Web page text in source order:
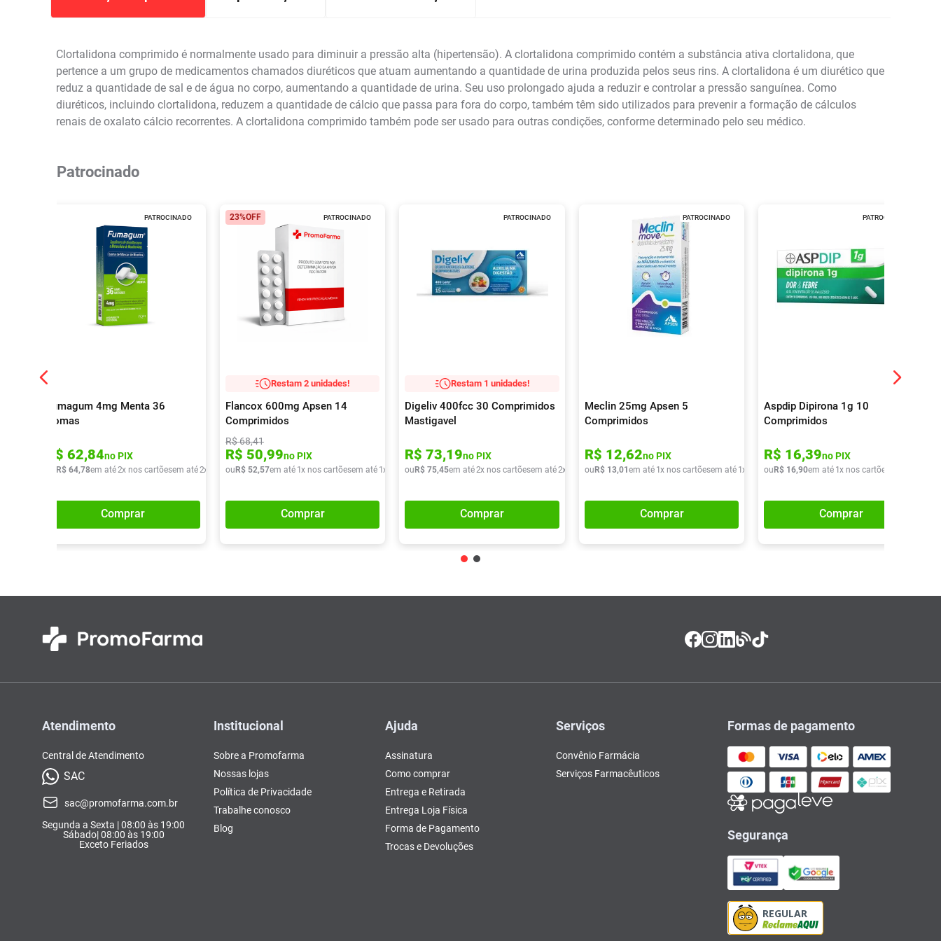
Clortalidona comprimido é normalmente usado para diminuir a pressão alta (hipertensão). A clortalidona comprimido contém a substância ativa clortalidona, que
pertence a um grupo de medicamentos chamados diuréticos que atuam aumentando a quantidade de urina produzida pelos seus rins. A clortalidona é um diurético que
reduz a quantidade de sal e de água no corpo, aumentando a quantidade de urina. Seu uso prolongado ajuda a reduzir e controlar a pressão sanguínea. Como
diuréticos, incluindo clortalidona, reduzem a quantidade de cálcio que passa para fora do corpo, também têm sido utilizados para prevenir a formação de cálculos
renais de oxalato cálcio recorrentes. A clortalidona comprimido também pode ser usado para outras condições, conforme determinado pelo seu médico.
Patrocinado
PATROCINADO
Fumagum 4mg Menta 36
Gomas
R$ 62,84no PIX
R$ 64,78em até2x nos cartõesem até2x de R$ 32,39
Comprar
PATROCINADO
23%OFF
Restam 2 unidades!
Flancox 600mg Apsen 14
Comprimidos
R$68,41
R$ 50,99no PIX
ou R$ 52,57em até 1x nos cartõesem até 1x de R$ 52,57
Comprar
PATROCINADO
Restam 1 unidades!
Digeliv 400fcc 30 Comprimidos
Mastigavel
R$ 73,19no PIX
ou R$ 75,45em até2x nos cartõesem até2x de R$ 37,72
Comprar
PATROCINADO
Meclin 25mg Apsen 5
Comprimidos
R$ 12,62no PIX
ou R$ 13,01 em até 1x nos cartõesem até 1x de R$ 13,01
Comprar
PATROCINADO
Aspdip Dipirona 1g 10
Comprimidos
R$ 16,39no PIX
ou R$ 16,90em até 1x nos cartões
Comprar
Atendimento
Central de Atendimento
SAC
sac@promofarma.com.br
Segunda a Sexta | 08:00 às 19:00
Sábado| 08:00 às 19:00
Exceto Feriados
Institucional
Sobre a Promofarma
Nossas lojas
Política de Privacidade
Trabalhe conosco
Blog
Ajuda
Assinatura
Como comprar
Entrega e Retirada
Entrega Loja Física
Forma de Pagamento
Trocas e Devoluções
Serviços
Convênio Farmácia
Serviços Farmacêuticos
Formas de pagamento
Segurança